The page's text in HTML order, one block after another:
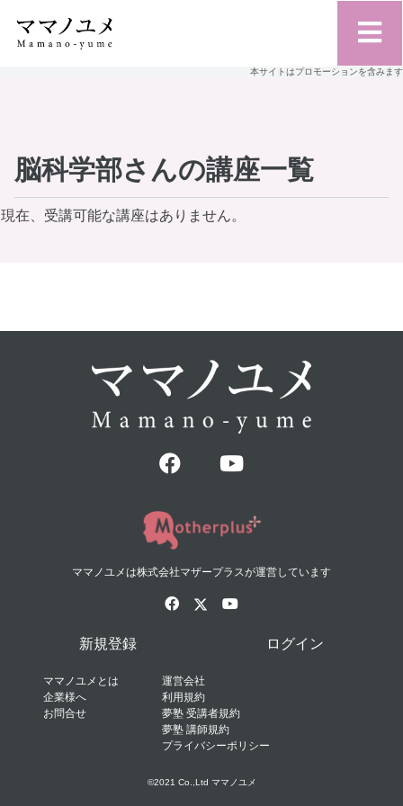
本サイトはプロモーションを含みます
脳科学部さんの講座一覧
現在、受講可能な講座はありません。
ママノユメは株式会社マザープラスが運営しています
新規登録 ログイン
ママノユメとは
企業様へ
お問合せ
運営会社
利用規約
夢塾 受講者規約
夢塾 講師規約
プライバシーポリシー
©2021 Co.,Ltd ママノユメ